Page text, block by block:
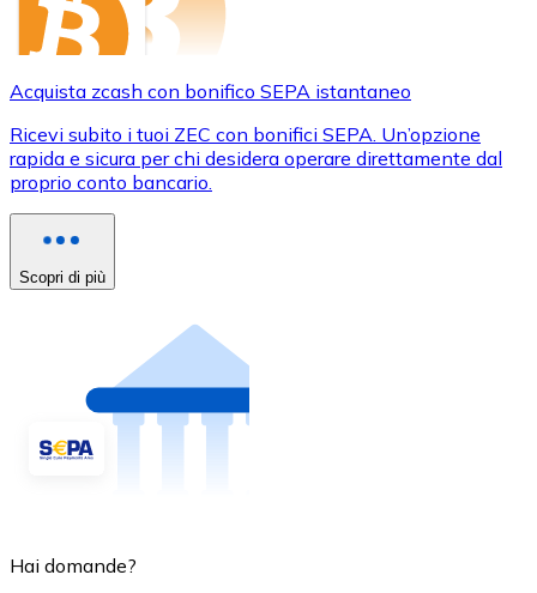
Acquista zcash con bonifico SEPA istantaneo
Ricevi subito i tuoi ZEC con bonifici SEPA. Un’opzione
rapida e sicura per chi desidera operare direttamente dal
proprio conto bancario.
Scopri di più
Hai domande?